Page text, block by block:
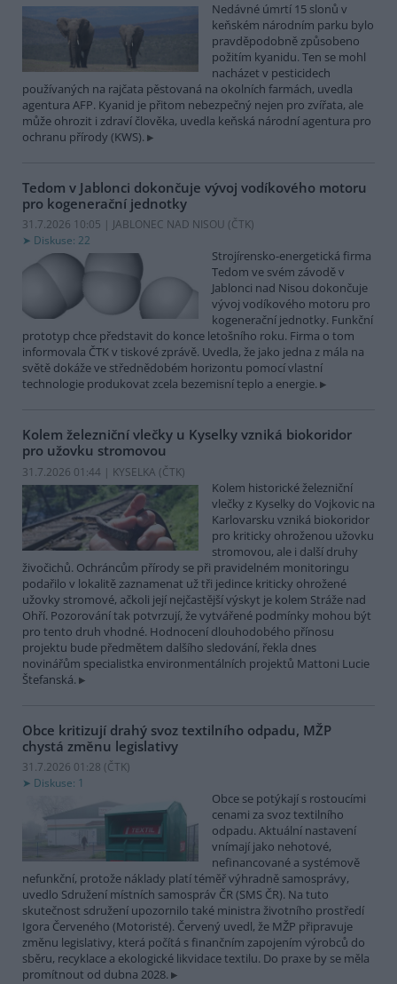
Nedávné úmrtí 15 slonů v
keňském národním parku bylo
pravděpodobně způsobeno
požitím kyanidu. Ten se mohl
nacházet v pesticidech
používaných na rajčata pěstovaná na okolních farmách, uvedla
agentura AFP. Kyanid je přitom nebezpečný nejen pro zvířata, ale
může ohrozit i zdraví člověka, uvedla keňská národní agentura pro
ochranu přírody (KWS).
Tedom v Jablonci dokončuje vývoj vodíkového motoru
pro kogenerační jednotky
31.7.2026 10:05 | JABLONEC NAD NISOU (ČTK)
Diskuse: 22
Strojírensko-energetická firma
Tedom ve svém závodě v
Jablonci nad Nisou dokončuje
vývoj vodíkového motoru pro
kogenerační jednotky. Funkční
prototyp chce představit do konce letošního roku. Firma o tom
informovala ČTK v tiskové zprávě. Uvedla, že jako jedna z mála na
světě dokáže ve střednědobém horizontu pomocí vlastní
technologie produkovat zcela bezemisní teplo a energie.
Kolem železniční vlečky u Kyselky vzniká biokoridor
pro užovku stromovou
31.7.2026 01:44 | KYSELKA (ČTK)
Kolem historické železniční
vlečky z Kyselky do Vojkovic na
Karlovarsku vzniká biokoridor
pro kriticky ohroženou užovku
stromovou, ale i další druhy
živočichů. Ochráncům přírody se při pravidelném monitoringu
podařilo v lokalitě zaznamenat už tři jedince kriticky ohrožené
užovky stromové, ačkoli její nejčastější výskyt je kolem Stráže nad
Ohří. Pozorování tak potvrzují, že vytvářené podmínky mohou být
pro tento druh vhodné. Hodnocení dlouhodobého přínosu
projektu bude předmětem dalšího sledování, řekla dnes
novinářům specialistka environmentálních projektů Mattoni Lucie
Štefanská.
Obce kritizují drahý svoz textilního odpadu, MŽP
chystá změnu legislativy
31.7.2026 01:28 (ČTK)
Diskuse: 1
Obce se potýkají s rostoucími
cenami za svoz textilního
odpadu. Aktuální nastavení
vnímají jako nehotové,
nefinancované a systémově
nefunkční, protože náklady platí téměř výhradně samosprávy,
uvedlo Sdružení místních samospráv ČR (SMS ČR). Na tuto
skutečnost sdružení upozornilo také ministra životního prostředí
Igora Červeného (Motoristé). Červený uvedl, že MŽP připravuje
změnu legislativy, která počítá s finančním zapojením výrobců do
sběru, recyklace a ekologické likvidace textilu. Do praxe by se měla
promítnout od dubna 2028.